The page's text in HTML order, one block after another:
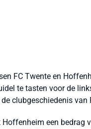
FC Twente en
te tasten voor de
clubgeschiedenis van
een bedrag